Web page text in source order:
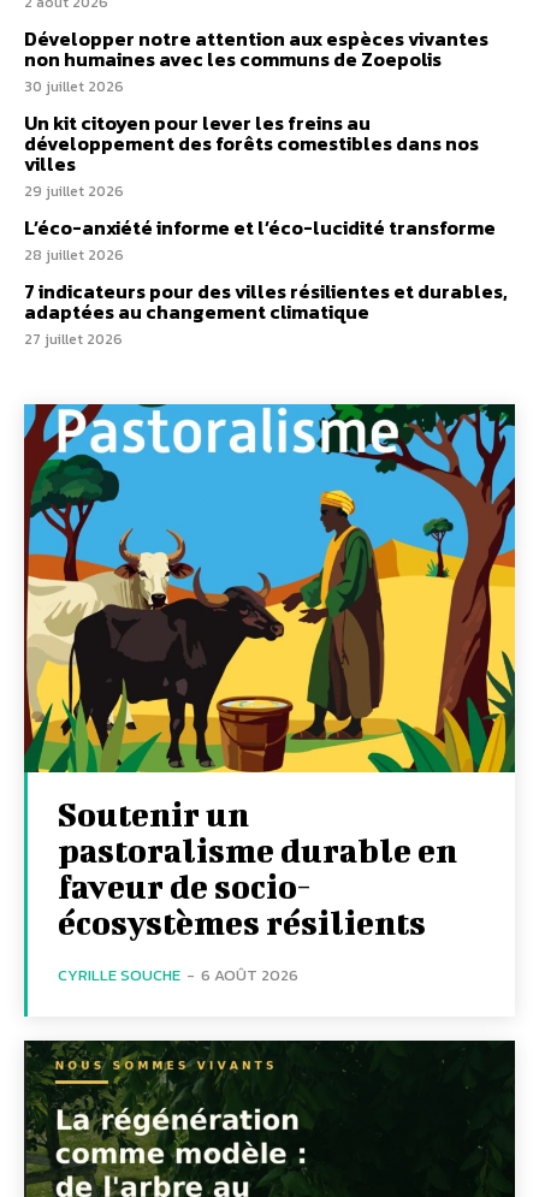
Développer notre attention aux espèces vivantes
non humaines avec les communs de Zoepolis
30 juillet 2026
Un kit citoyen pour lever les freins au
développement des forêts comestibles dans nos
villes
29 juillet 2026
L’éco-anxiété informe et l’éco-lucidité transforme
28 juillet 2026
7 indicateurs pour des villes résilientes et durables,
adaptées au changement climatique
27 juillet 2026
Soutenir un
pastoralisme durable en
faveur de socio-
écosystèmes résilients
CYRILLE SOUCHE - 6 AOÛT 2026